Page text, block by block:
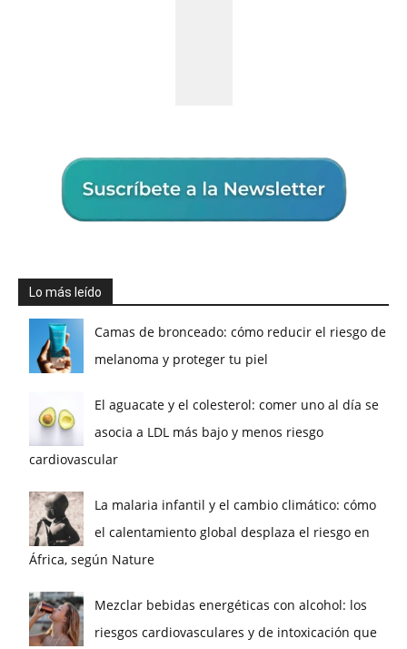
Lo más leído
Camas de bronceado: cómo reducir el riesgo de
melanoma y proteger tu piel
El aguacate y el colesterol: comer uno al día se
asocia a LDL más bajo y menos riesgo
cardiovascular
La malaria infantil y el cambio climático: cómo
el calentamiento global desplaza el riesgo en
África, según Nature
Mezclar bebidas energéticas con alcohol: los
riesgos cardiovasculares y de intoxicación que